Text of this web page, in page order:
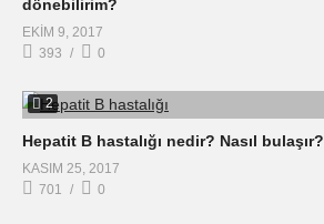
dönebilirim?
EKIM 9, 2017
393
0
2
Hepatit B hastalığı nedir? Nasıl bulaşır?
KASIM 25, 2017
701
0